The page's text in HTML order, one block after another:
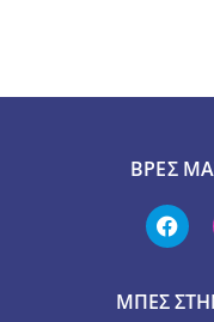
ΒΡΕΣ
ΜΠΕΣ